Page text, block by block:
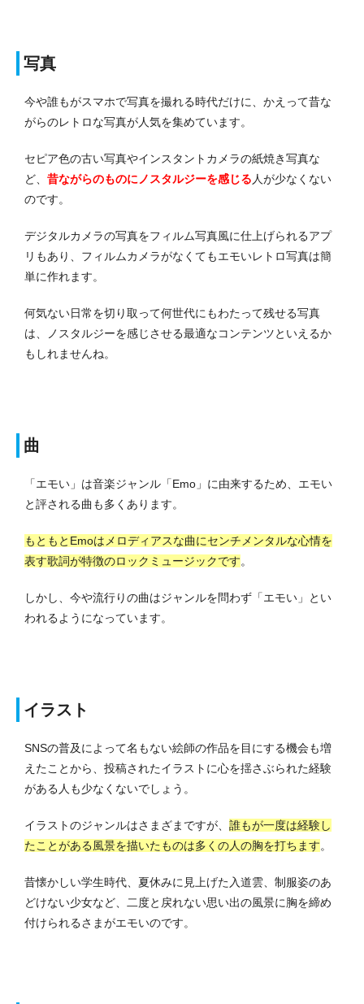
写真
今や誰もがスマホで写真を撮れる時代だけに、かえって昔な
がらのレトロな写真が人気を集めています。
セピア色の古い写真やインスタントカメラの紙焼き写真な
ど、 昔ながらのものにノスタルジーを感じる 人が少なくない
のです。
デジタルカメラの写真をフィルム写真風に仕上げられるアプ
リもあり、フィルムカメラがなくてもエモいレトロ写真は簡
単に作れます。
何気ない日常を切り取って何世代にもわたって残せる写真
は、ノスタルジーを感じさせる最適なコンテンツといえるか
もしれませんね。
曲
「エモい」は音楽ジャンル「Emo」に由来するため、エモい
と評される曲も多くあります。
もともとEmoはメロディアスな曲にセンチメンタルな心情を
表す歌詞が特徴のロックミュージックです。
しかし、今や流行りの曲はジャンルを問わず「エモい」とい
われるようになっています。
イラスト
SNSの普及によって名もない絵師の作品を目にする機会も増
えたことから、投稿されたイラストに心を揺さぶられた経験
がある人も少なくないでしょう。
イラストのジャンルはさまざまですが、 誰もが一度は経験し
たことがある風景を描いたものは多くの人の胸を打ちます。
昔懐かしい学生時代、夏休みに見上げた入道雲、制服姿のあ
どけない少女など、二度と戻れない思い出の風景に胸を締め
付けられるさまがエモいのです。